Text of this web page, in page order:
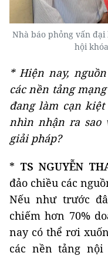
Nhà báo phỏng vấn
hội
* Hiện nay,
các nền tảng
đang làm cạn
nhìn nhận ra sao
giải pháp?
* TS NGUYỄN
đảo chiều các
Nếu như trước
chiếm hơn 70%
nay có thể rơi
các nền tảng